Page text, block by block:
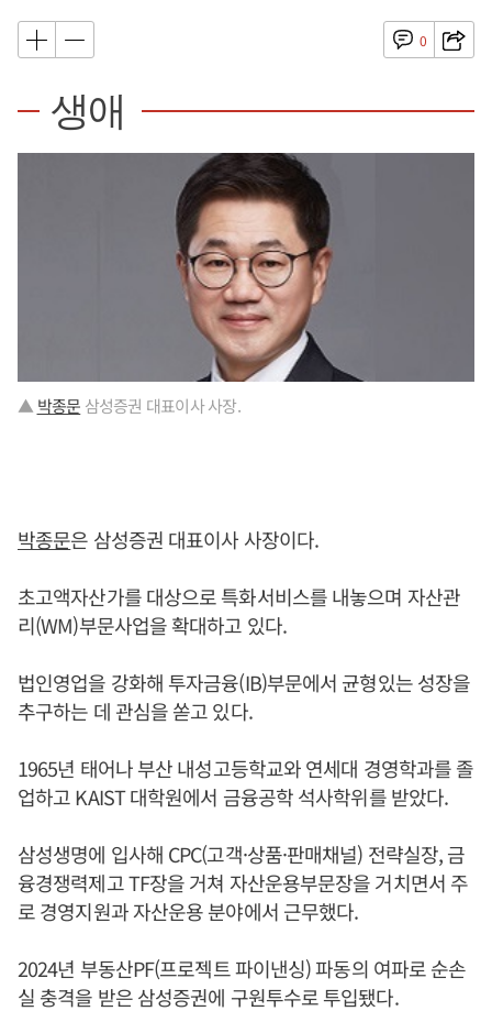
0
생애
▲ 박종문 삼성증권 대표이사 사장.
박종문은 삼성증권 대표이사 사장이다.
초고액자산가를 대상으로 특화서비스를 내놓으며 자산관
리(WM)부문사업을 확대하고 있다.
법인영업을 강화해 투자금융(IB)부문에서 균형있는 성장을
추구하는 데 관심을 쏟고 있다.
1965년 태어나 부산 내성고등학교와 연세대 경영학과를 졸
업하고 KAIST 대학원에서 금융공학 석사학위를 받았다.
삼성생명에 입사해 CPC(고객·상품·판매채널) 전략실장, 금
융경쟁력제고 TF장을 거쳐 자산운용부문장을 거치면서 주
로 경영지원과 자산운용 분야에서 근무했다.
2024년 부동산PF(프로젝트 파이낸싱) 파동의 여파로 순손
실 충격을 받은 삼성증권에 구원투수로 투입됐다.